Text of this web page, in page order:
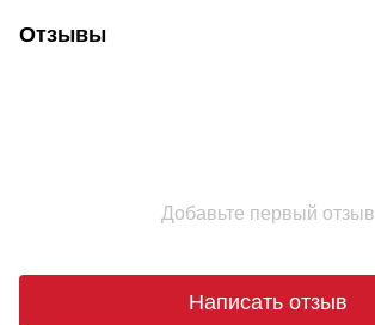
Отзывы
Добавьте первый отзыв
Написать отзыв